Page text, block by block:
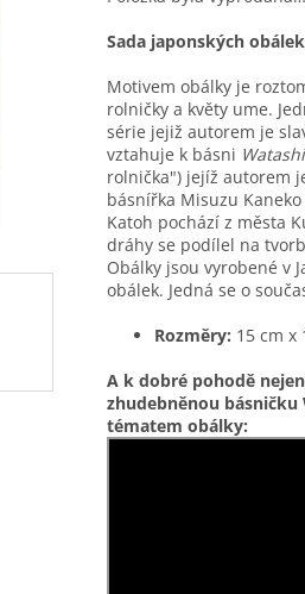
Sada japonských
Motivem obálky je
rolničky a květy ume.
série jejiž autorem je
vztahuje k básni
rolnička") jejíž autorem
básnířka Misuzu Kaneko
Katoh pochází z města
dráhy se podílel na
Obálky jsou vyrobené v
obálek. Jedná se o
Rozměry: 15 cm x
A k dobré pohodě
zhudebněnou
tématem obálky: